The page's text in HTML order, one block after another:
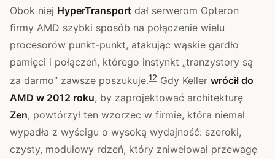
Obok niej HyperTransport dał serwerom Opteron
firmy AMD szybki sposób na połączenie wielu
procesorów punkt-punkt, atakując wąskie gardło
pamięci i połączeń, którego instynkt „tranzystory są
za darmo” zawsze poszukuje.12 Gdy Keller wrócił do
AMD w 2012 roku, by zaprojektować architekturę
Zen, powtórzył ten wzorzec w firmie, która niemal
wypadła z wyścigu o wysoką wydajność: szeroki,
czysty, modułowy rdzeń, który zniwelował przewagę